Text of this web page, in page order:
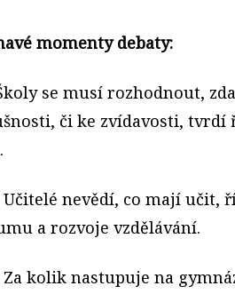
momenty debaty:
se musí rozhodnout,
či ke zvídavosti, tvrdí
Učitelé nevědí, co mají učit,
a rozvoje vzdělávání.
Za kolik nastupuje na